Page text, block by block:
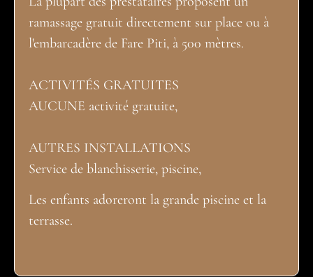
ramassage gratuit directement sur place ou à
l'embarcadère de Fare Piti, à 500 mètres.
ACTIVITÉS GRATUITES
AUCUNE activité gratuite,
AUTRES INSTALLATIONS
Service de blanchisserie, piscine,
Les enfants adoreront la grande piscine et la
terrasse.